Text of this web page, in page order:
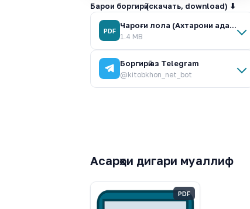
Барои боргирӣ (скачать, download) ⬇
PDF
Чароғи лола (Ахтарони адаб, 42).pdf
1.4 MB
Боргирӣ аз Telegram
@kitobkhon_net_bot
Асарҳои дигари муаллиф
PDF